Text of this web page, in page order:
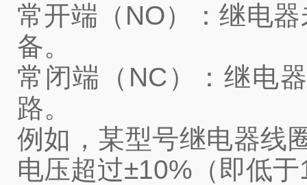
常开端（NO）：继电
备。
常闭端（NC）：继电
路。
例如，某型号继电器线
电压超过±10%（即低